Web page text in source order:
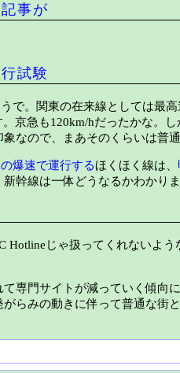
事が
試験
で。関東の在来線としては最
京急も120km/hだったかな。
なので、まあそのくらいは普通
爆速で運行するほくほく線は、
幹線は一体どうなるかわかり
Hotlineじゃ扱ってくれないよ
専門サイトが減っていく傾向
らみの動きに伴って普通な街